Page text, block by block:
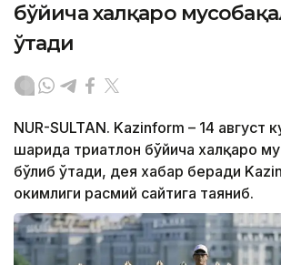
бўйича халқаро
ўтади
NUR-SULTAN. Kazinform – 14 август
шаҳрида триатлон бўйича халқаро
бўлиб ўтади, дея хабар беради
ҳокимлиги расмий сайтига таяниб.